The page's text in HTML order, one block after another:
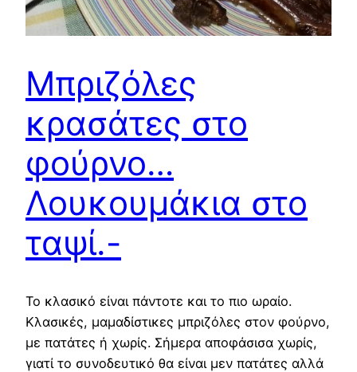
Μπριζόλες
κρασάτες στο
φούρνο…
Λουκουμάκια στο
ταψί.-
Το κλασικό είναι πάντοτε και το πιο ωραίο.
Κλασικές, μαμαδίστικες μπριζόλες στον φούρνο,
με πατάτες ή χωρίς. Σήμερα αποφάσισα χωρίς,
γιατί το συνοδευτικό θα είναι μεν πατάτες αλλά